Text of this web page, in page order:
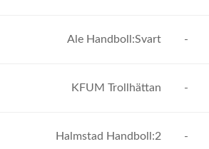
Ale Handboll:Svart -
KFUM Trollhättan -
Halmstad Handboll:2 -